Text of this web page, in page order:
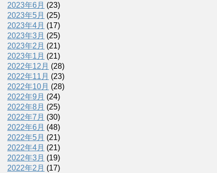
2023年6月 (23)
2023年5月 (25)
2023年4月 (17)
2023年3月 (25)
2023年2月 (21)
2023年1月 (21)
2022年12月 (28)
2022年11月 (23)
2022年10月 (28)
2022年9月 (24)
2022年8月 (25)
2022年7月 (30)
2022年6月 (48)
2022年5月 (21)
2022年4月 (21)
2022年3月 (19)
2022年2月 (17)